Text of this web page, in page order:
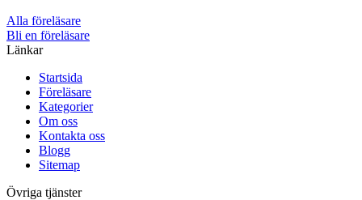
Alla föreläsare
Bli en föreläsare​
Länkar
Startsida
Föreläsare
Kategorier
Om oss
Kontakta oss
Blogg
Sitemap
Övriga tjänster